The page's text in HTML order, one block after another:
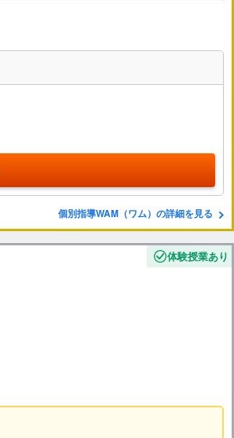
個別指導WAM（ワム）の詳細を見る
体験授業あり